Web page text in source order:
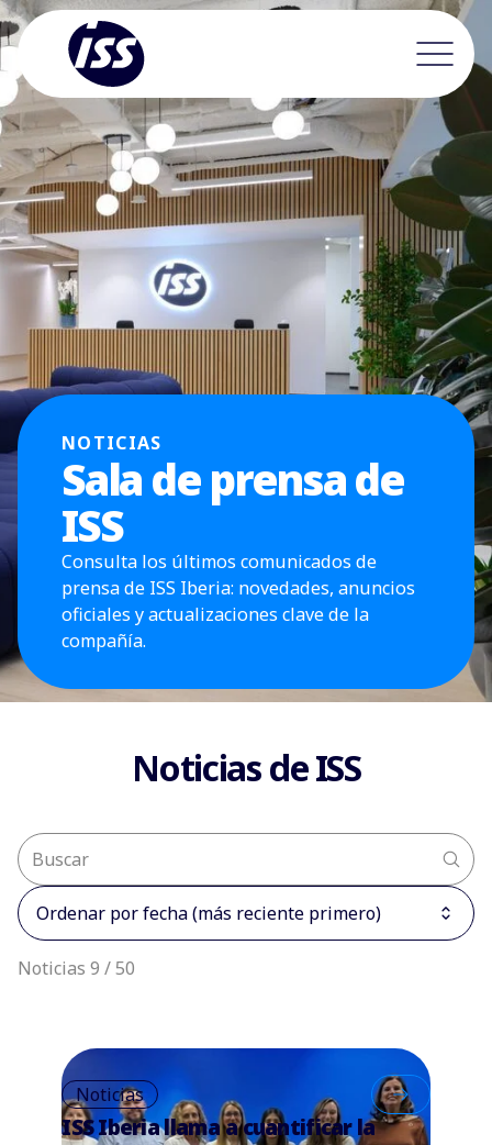
NOTICIAS
Sala de prensa de
ISS
Consulta los últimos comunicados de
prensa de ISS Iberia: novedades, anuncios
oficiales y actualizaciones clave de la
compañía.
Noticias de ISS
Ordenar por fecha (más reciente primero)
Noticias 9 / 50
Noticias
ISS Iberia llama a cuantificar la